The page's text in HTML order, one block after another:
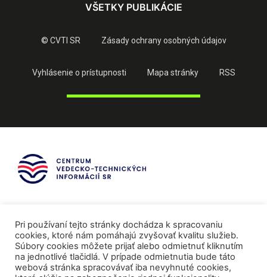
VŠETKY PUBLIKÁCIE
© CVTI SR Zásady ochrany osobných údajov
Vyhlásenie o prístupnosti Mapa stránky RSS
Pri používaní tejto stránky dochádza k spracovaniu
cookies, ktoré nám pomáhajú zvyšovať kvalitu služieb.
Súbory cookies môžete prijať alebo odmietnuť kliknutím
na jednotlivé tlačidlá. V prípade odmietnutia bude táto
webová stránka spracovávať iba nevyhnuté cookies,